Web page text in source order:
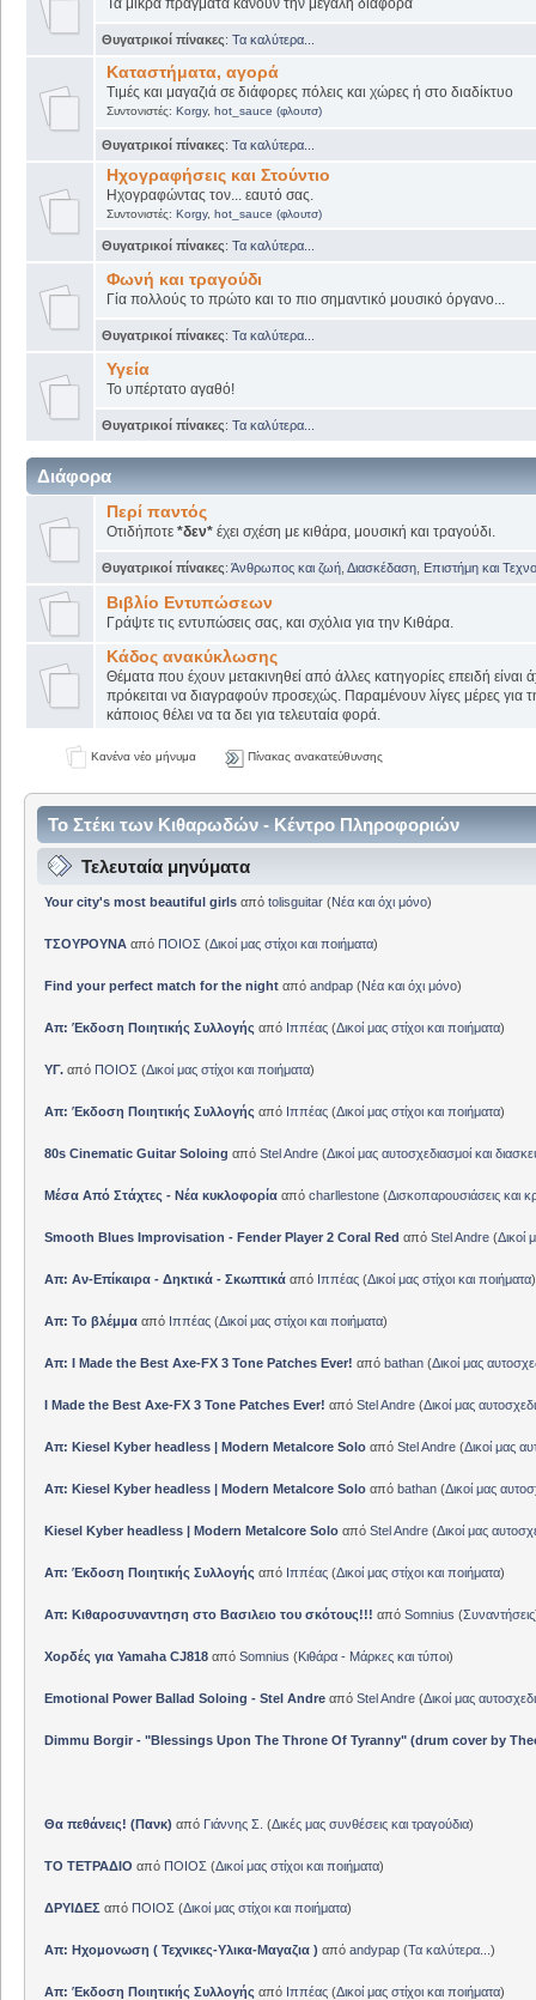
Θυγατρικοί πίνακες: Τα καλύτερα...
Καταστήματα, αγορά
Τιμές και μαγαζιά σε διάφορες πόλεις και χώρες ή στο διαδίκτυο
Συντονιστές: Korgy, hot_sauce (φλουτσ)
Θυγατρικοί πίνακες: Τα καλύτερα...
Ηχογραφήσεις και Στούντιο
Ηχογραφώντας τον... εαυτό σας.
Συντονιστές: Korgy, hot_sauce (φλουτσ)
Θυγατρικοί πίνακες: Τα καλύτερα...
Φωνή και τραγούδι
Γία πολλούς το πρώτο και το πιο σημαντικό μουσικό όργανο...
Θυγατρικοί πίνακες: Τα καλύτερα...
Υγεία
Το υπέρτατο αγαθό!
Θυγατρικοί πίνακες: Τα καλύτερα...
Διάφορα
Περί παντός
Οτιδήποτε *δεν*έχει σχέση με κιθάρα, μουσική και τραγούδι.
Θυγατρικοί πίνακες: Άνθρωπος και ζωή Διασκέδαση Επιστήμη και
Βιβλίο Εντυπώσεων
Γράψτε τις εντυπώσεις σας, και σχόλια για την Κιθάρα.
Κάδος ανακύκλωσης
Θέματα που έχουν μετακινηθεί από άλλες κατηγορίες επειδή είναι
πρόκειται να διαγραφούν προσεχώς. Παραμένουν λίγες μέρες για
κάποιος θέλει να τα δει για τελευταία φορά.
Κανένα νέο μήνυμα Πίνακας ανακατεύθυνσης
Το Στέκι των Κιθαρωδών - Κέντρο Πληροφοριών
Τελευταία μηνύματα
Your city's most beautiful girlsαπό tolisguitar(Νέα και όχι μόνο)
ΤΣΟΥΡΟΥΝΑαπό ΠΟΙΟΣ (Δικοί μας στίχοι και ποιήματα)
Find your perfect match for the nightαπό andpap(Νέα και όχι μόνο)
Απ: Έκδοση Ποιητικής Συλλογής από Ιππέας(Δικοί μας στίχοι και ποιήματα)
ΥΓ.από ΠΟΙΟΣ (Δικοί μας στίχοι και ποιήματα)
Απ: Έκδοση Ποιητικής Συλλογής από Ιππέας(Δικοί μας στίχοι και ποιήματα)
80s Cinematic Guitar Soloing από Stel Andre(Δικοί μας αυτοσχεδιασμοί και
Μέσα Από Στάχτες - Νέα κυκλοφορίααπό charllestone(Δισκοπαρουσιάσεις και
Smooth Blues Improvisation - Fender Player 2 Coral Red από Stel Andre(Δικοί
Απ: Αν-Επίκαιρα - Δηκτικά - Σκωπτικά από Ιππέας(Δικοί μας στίχοι και ποιήματα)
Απ: Το βλέμμα από Ιππέας(Δικοί μας στίχοι και ποιήματα)
Απ: I Made the Best Axe-FX 3 Tone Patches Ever! από bathan(Δικοί μας
I Made the Best Axe-FX 3 Tone Patches Ever! από Stel Andre(Δικοί μας
Απ: Kiesel Kyber headless | Modern Metalcore Solo από Stel Andre(Δικοί μας
Απ: Kiesel Kyber headless | Modern Metalcore Solo από bathan(Δικοί μας
Kiesel Kyber headless | Modern Metalcore Solo από Stel Andre(Δικοί μας
Απ: Έκδοση Ποιητικής Συλλογής από Ιππέας(Δικοί μας στίχοι και ποιήματα)
Απ: Κιθαροσυναντηση στο Βασιλειο του σκότους!!! από Somnius (Συναντήσεις
Χορδές για Yamaha CJ818από Somnius (Κιθάρα - Μάρκες και τύποι)
Emotional Power Ballad Soloing - Stel Andreαπό Stel Andre(Δικοί μας
Dimmu Borgir - "Blessings Upon The Throne Of Tyranny" (drum cover by
Θα πεθάνεις! (Πανκ) από Γιάννης Σ. (Δικές μας συνθέσεις και τραγούδια)
ΤΟ ΤΕΤΡΑΔΙΟ από ΠΟΙΟΣ (Δικοί μας στίχοι και ποιήματα)
ΔΡΥΙΔΕΣ από ΠΟΙΟΣ (Δικοί μας στίχοι και ποιήματα)
Απ: Ηχομονωση ( Τεχνικες-Υλικα-Μαγαζια ) από andypap(Τα καλύτερα... )
Απ: Έκδοση Ποιητικής Συλλογής από Ιππέας(Δικοί μας στίχοι και ποιήματα)